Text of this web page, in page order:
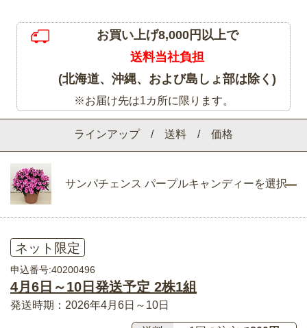
ラインアップ / 送料 / 価格
サンパチェンス パープルキャンディーを選択
ネット限定
申込番号:40200496
4月6日～10日発送予定 2株1組
発送時期：2026年4月6日～10日
お買い上げ8,000円以上で
送料当社負担
(北海道、沖縄、および島しょ部は除く)
※お届け先は1カ所に限ります。